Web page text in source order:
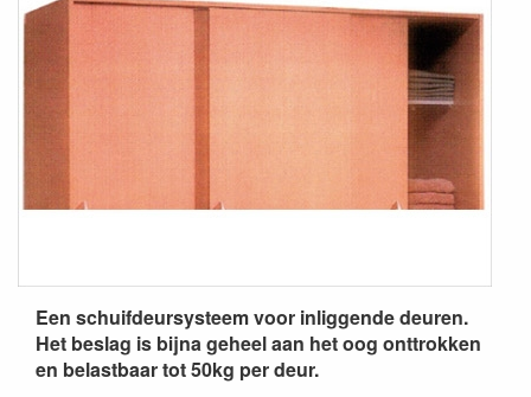
Een schuifdeursysteem voor inliggende deuren.
Het beslag is bijna geheel aan het oog onttrokken
en belastbaar tot 50kg per deur.